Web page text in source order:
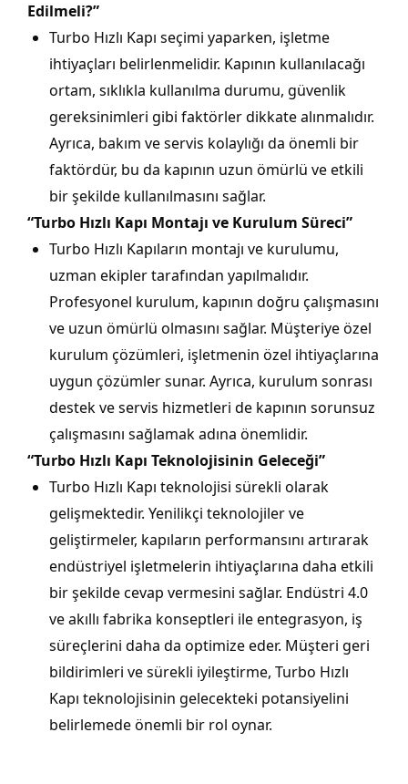
Edilmeli?”
Turbo Hızlı Kapı seçimi yaparken, işletme
ihtiyaçları belirlenmelidir. Kapının kullanılacağı
ortam, sıklıkla kullanılma durumu, güvenlik
gereksinimleri gibi faktörler dikkate alınmalıdır.
Ayrıca, bakım ve servis kolaylığı da önemli bir
faktördür, bu da kapının uzun ömürlü ve etkili
bir şekilde kullanılmasını sağlar.
“Turbo Hızlı Kapı Montajı ve Kurulum Süreci”
Turbo Hızlı Kapıların montajı ve kurulumu,
uzman ekipler tarafından yapılmalıdır.
Profesyonel kurulum, kapının doğru çalışmasını
ve uzun ömürlü olmasını sağlar. Müşteriye özel
kurulum çözümleri, işletmenin özel ihtiyaçlarına
uygun çözümler sunar. Ayrıca, kurulum sonrası
destek ve servis hizmetleri de kapının sorunsuz
çalışmasını sağlamak adına önemlidir.
“Turbo Hızlı Kapı Teknolojisinin Geleceği”
Turbo Hızlı Kapı teknolojisi sürekli olarak
gelişmektedir. Yenilikçi teknolojiler ve
geliştirmeler, kapıların performansını artırarak
endüstriyel işletmelerin ihtiyaçlarına daha etkili
bir şekilde cevap vermesini sağlar. Endüstri 4.0
ve akıllı fabrika konseptleri ile entegrasyon, iş
süreçlerini daha da optimize eder. Müşteri geri
bildirimleri ve sürekli iyileştirme, Turbo Hızlı
Kapı teknolojisinin gelecekteki potansiyelini
belirlemede önemli bir rol oynar.